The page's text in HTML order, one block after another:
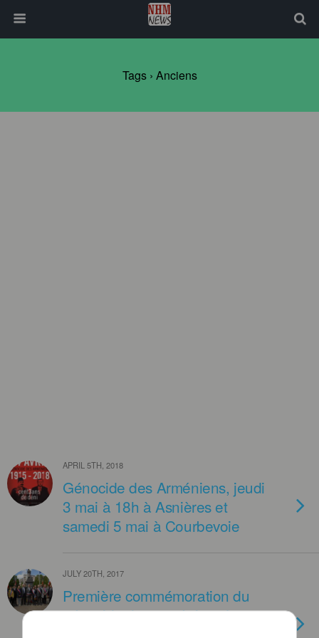
Tags › Anciens
APRIL 5TH, 2018
Génocide des Arméniens, jeudi
3 mai à 18h à Asnières et
samedi 5 mai à Courbevoie
JULY 20TH, 2017
Première commémoration du
génocide des arméniens à